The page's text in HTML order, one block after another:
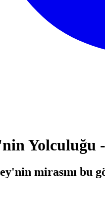
Yolculuğu
mirasını bu